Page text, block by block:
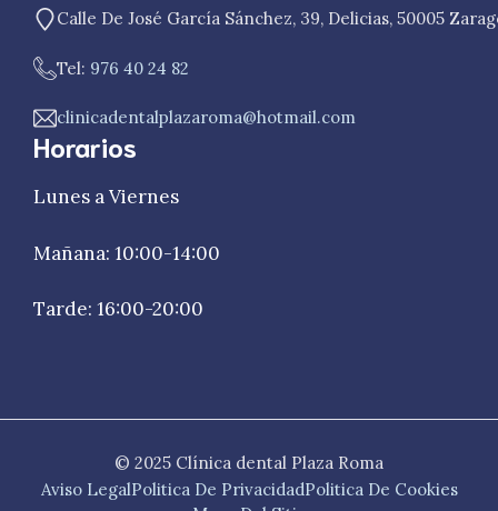
Calle De José García Sánchez, 39, Delicias, 50005
Tel: 976 40 24 82
clinicadentalplazaroma@hotmail.com
Horarios
Lunes a Viernes
Mañana: 10:00-14:00
Tarde: 16:00-20:00
© 2025 Clínica dental Plaza Roma
Aviso LegalPolitica De PrivacidadPolitica De Cookies